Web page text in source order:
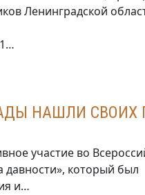
Ленинградской
НАШЛИ СВОИХ
участие во
давности», который был
и…